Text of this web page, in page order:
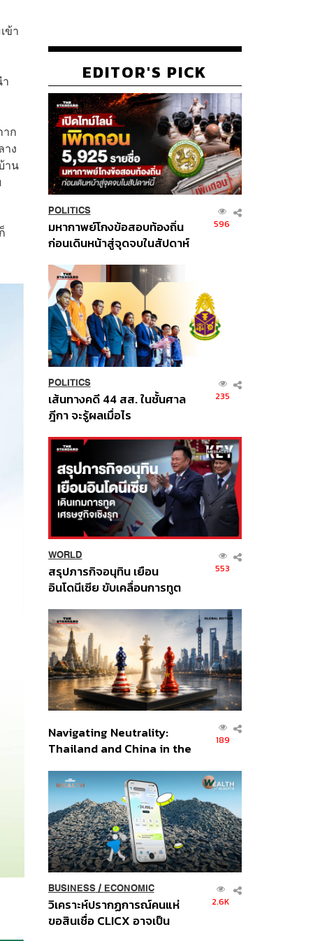
ข้า
ก
าง
าน
EDITOR'S PICK
POLITICS
มหากาพย์โกงข้อสอบท้องถิ่น
ก่อนเดินหน้าสู่จุดจบในสัปดาห์
596
POLITICS
เส้นทางคดี 44 สส. ในชั้นศาล
ฎีกา จะรู้ผลเมื่อไร
235
WORLD
สรุปภารกิจอนุทิน เยือน
อินโดนีเซีย ขับเคลื่อนการทูต
ส่วนยุทธศาสตร์ไทย –
อินโดนีเซีย
553
Navigating Neutrality:
Thailand and China in the
Order
189
BUSINESS/ ECONOMIC
วิเคราะห์ปรากฏการณ์คนแห่
ขอสินเชื่อ CLICX อาจเป็น
2.6K